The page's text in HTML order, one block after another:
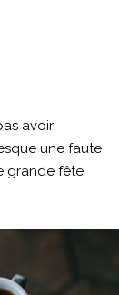
avoir
une faute
grande fête